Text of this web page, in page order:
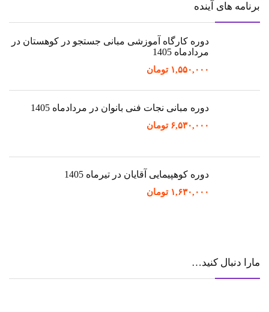
برنامه های آینده
دوره کارگاه آموزشی مبانی جستجو در کوهستان در
مردادماه 1405
۱,۵۵۰,۰۰۰ تومان
دوره مبانی نجات فنی بانوان در مردادماه 1405
۶,۵۳۰,۰۰۰ تومان
دوره کوهپیمایی آقایان در تیرماه 1405
۱,۶۳۰,۰۰۰ تومان
مارا دنبال کنید…